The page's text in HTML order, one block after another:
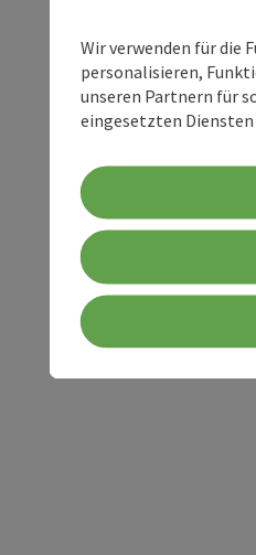
Wir verwenden für die
personalisieren,
unseren Partnern für
eingesetzten